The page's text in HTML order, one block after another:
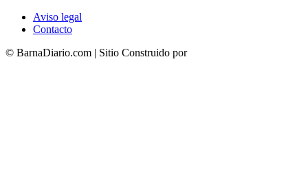
Aviso legal
Contacto
© BarnaDiario.com | Sitio Construido por